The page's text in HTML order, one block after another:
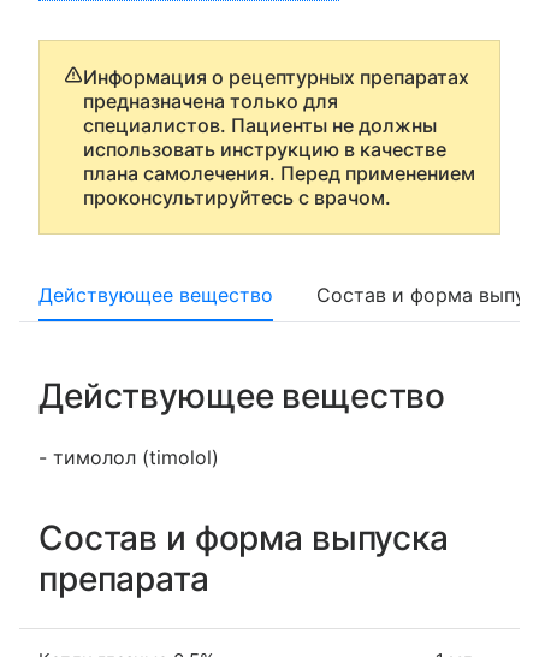
Информация о рецептурных препаратах
предназначена только для
специалистов. Пациенты не должны
использовать инструкцию в качестве
плана самолечения. Перед применением
проконсультируйтесь с врачом.
Действующее вещество Состав и форма
Действующее вещество
- тимолол (timolol)
Состав и форма выпуска
препарата